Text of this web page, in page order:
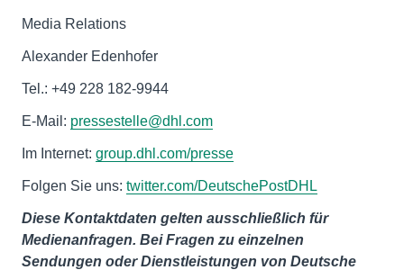
Media Relations
Alexander Edenhofer
Tel.: +49 228 182-9944
E-Mail: pressestelle@dhl.com
Im Internet: group.dhl.com/presse
Folgen Sie uns: twitter.com/DeutschePostDHL
Diese Kontaktdaten gelten ausschließlich für
Medienanfragen. Bei Fragen zu einzelnen
Sendungen oder Dienstleistungen von Deutsche